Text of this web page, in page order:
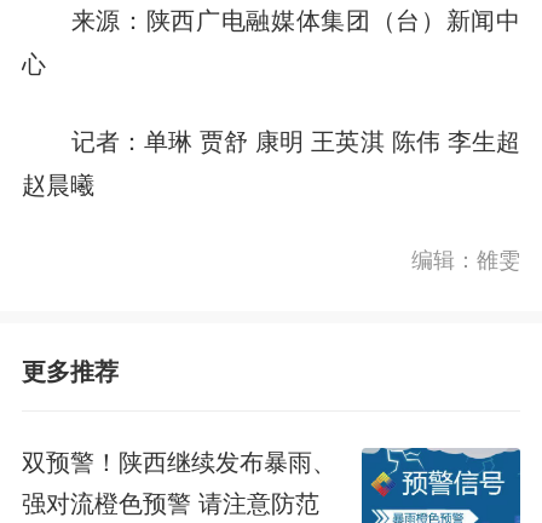
来源：陕西广电融媒体集团（台）新闻中
心
记者：单琳 贾舒 康明 王英淇 陈伟 李生超
赵晨曦
编辑：雒雯
更多推荐
双预警！陕西继续发布暴雨、
强对流橙色预警 请注意防范